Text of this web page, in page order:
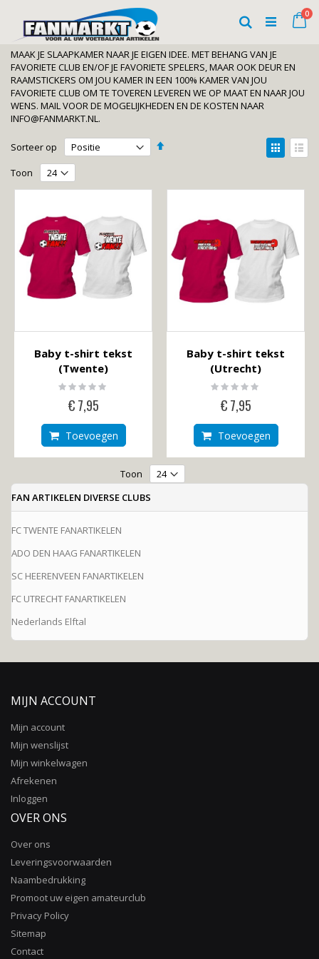
naar
inhoud
0
Zoeken
MAAK JE SLAAPKAMER NAAR JE EIGEN IDEE. MET BEHANG VAN JE
FAVORIETE CLUB EN/OF JE FAVORIETE SPELERS, MAAR OOK DEUR EN
RAAMSTICKERS OM JOU KAMER IN EEN 100% KAMER VAN JOU
FAVORIETE CLUB OM TE TOVEREN LEVEREN WE OP MAAT EN NAAR JOU
WENS. MAIL VOOR DE MOGELIJKHEDEN EN DE KOSTEN NAAR
INFO@FANMARKT.NL.
Sorteer op
Van
Tonen
als
Toon
Baby t-shirt tekst
(Twente)
Rating:
0%
€ 7,95
Toevoegen
Baby t-shirt tekst
(Utrecht)
Rating:
0%
€ 7,95
Toevoegen
Toon
FAN ARTIKELEN DIVERSE CLUBS
FC TWENTE FANARTIKELEN
ADO DEN HAAG FANARTIKELEN
SC HEERENVEEN FANARTIKELEN
FC UTRECHT FANARTIKELEN
Nederlands Elftal
MIJN ACCOUNT
Mijn account
Mijn wenslijst
Mijn winkelwagen
Afrekenen
Inloggen
OVER ONS
Over ons
Leveringsvoorwaarden
Naambedrukking
Promoot uw eigen amateurclub
Privacy Policy
Sitemap
Contact